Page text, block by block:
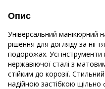
Опис
Універсальний манікюрний
рішення для догляду за
подорожах. Усі інструменти
нержавіючої сталі з
стійким до корозії.
надійною застібкою щільно